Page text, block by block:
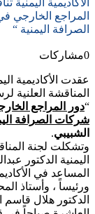
الأكاديمية
المراجع
الصرافة اليمنية “
0مشاركات
المناقشة العلنية
“دور المراجع
شركات الصرافة
الشبيبي.
وتشكلت لجنة
اليمنية الدكتور
المساعد في
ورئيساً ، وأستاذ
الدكتور هلال